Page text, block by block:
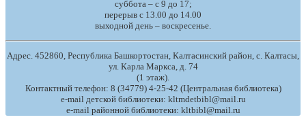
суббота – с 9 до 17;
перерыв с 13.00 до 14.00
выходной день – воскресенье.
Адрес. 452860, Республика Башкортостан, Калтасинский район, с. Калтасы,
ул. Карла Маркса, д. 74
(1 этаж).
Контактный телефон: 8 (34779) 4-25-42 (Центральная библиотека)
e-mail детской библиотеки: kltmdetbibl@mail.ru
e-mail районной библиотеки: kltbibl@mail.ru